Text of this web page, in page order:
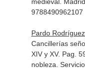
9788490962107
Pardo
Cancillerías
XIV y XV. Pag.
nobleza .